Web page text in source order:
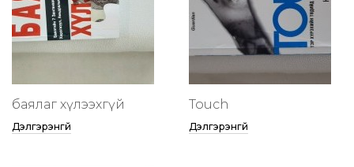
баялаг хүлээхгүй
Дэлгэрэнгүй
Touch
Дэлгэрэнгүй